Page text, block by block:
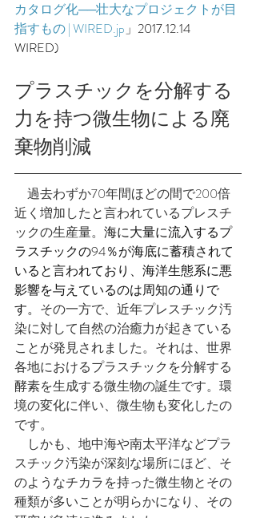
カタログ化──壮大なプロジェクトが目
指すもの | WIRED.jp 」 2017.12.14
WIRED)
プラスチックを分解する
力を持つ微生物による廃
棄物削減
過去わずか70年間ほどの間で200倍
近く増加したと言われているプレスチ
ックの生産量。 海に大量に流入するプ
ラスチックの94％が海底に蓄積されて
いると言われており、海洋生態系に悪
影響を与えているのは周知の通りで
す。 その一方で、近年プレスチック汚
染に対して自然の治癒力が起きている
ことが発見されました。それは、世界
各地におけるプラスチックを分解する
酵素を生成する微生物の誕生です。環
境の変化に伴い、微生物も変化したの
です。
しかも、 地中海や南太平洋などプラ
スチック汚染が深刻な場所にほど、そ
のようなチカラを持った微生物とその
種類が多いことが明らかになり、その